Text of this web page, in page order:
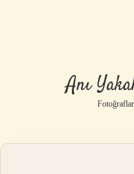
Anı